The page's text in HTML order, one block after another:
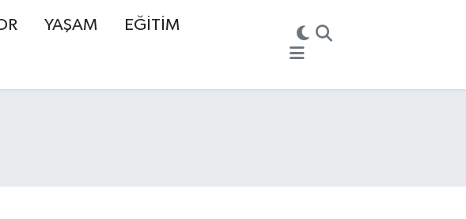
YAŞAM EĞİTİM